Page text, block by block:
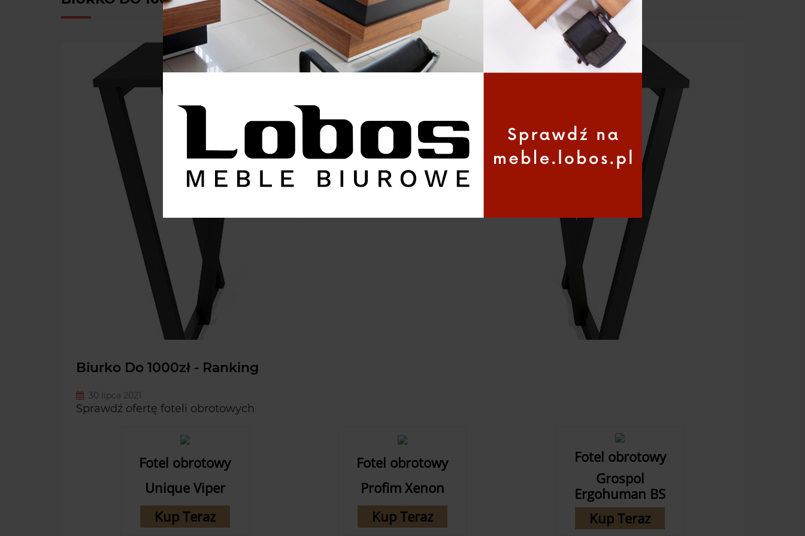
Biurko Do 1000zł - Ranking
30 lipca 2021
Sprawdź ofertę foteli obrotowych
Fotel obrotowy
Unique Viper
Kup Teraz
Fotel obrotowy
Profim Xenon
Kup Teraz
Fotel obrotowy
Grospol
Ergohuman BS
Kup Teraz